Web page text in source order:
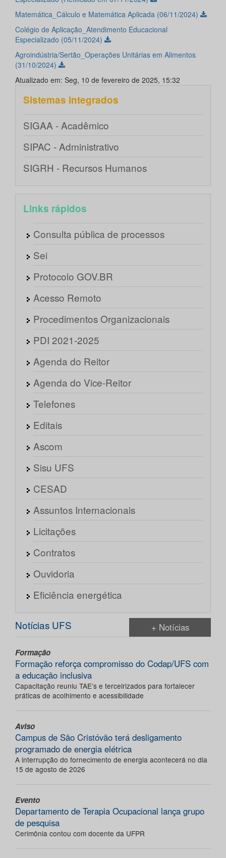
Matemática_Cálculo e Matemática Aplicada (06/11/2024)
Colégio de Aplicação_Atendimento Educacional
Especializado (05/11/2024)
Agroindústria/Sertão_Operações Unitárias em Alimentos
(31/10/2024)
Atualizado em: Seg, 10 de fevereiro de 2025, 15:32
Sistemas integrados
SIGAA - Acadêmico
SIPAC - Administrativo
SIGRH - Recursos Humanos
Links rápidos
Consulta pública de processos
Sei
Protocolo GOV.BR
Acesso Remoto
Procedimentos Organizacionais
PDI 2021-2025
Agenda do Reitor
Agenda do Vice-Reitor
Telefones
Editais
Ascom
Sisu UFS
CESAD
Assuntos Internacionais
Licitações
Contratos
Ouvidoria
Eficiência energética
Notícias UFS + Notícias
Formação
Formação reforça compromisso do Codap/UFS com
a educação inclusiva
Capacitação reuniu TAE’s e terceirizados para fortalecer
práticas de acolhimento e acessibilidade
Aviso
Campus de São Cristóvão terá desligamento
programado de energia elétrica
A interrupção do fornecimento de energia acontecerá no dia
15 de agosto de 2026
Evento
Departamento de Terapia Ocupacional lança grupo
de pesquisa
Cerimônia contou com docente da UFPR